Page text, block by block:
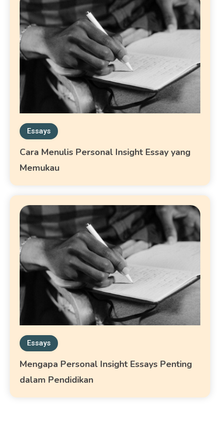
Essays
Cara Menulis Personal Insight Essay yang
Memukau
Essays
Mengapa Personal Insight Essays Penting
dalam Pendidikan